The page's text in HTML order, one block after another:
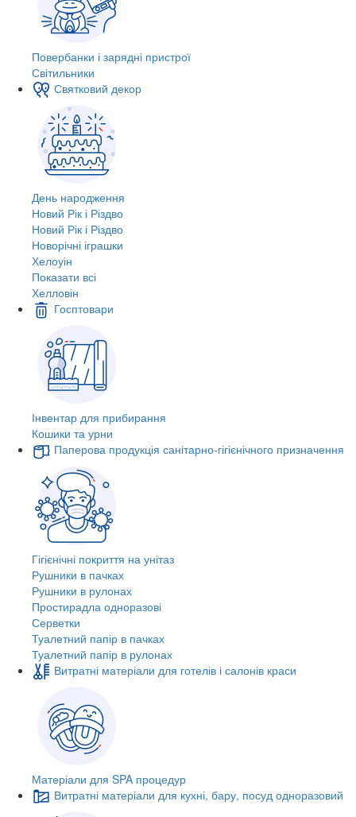
Повербанки і зарядні пристрої
Світильники
Святковий декор
День народження
Новий Рік і Різдво
Новий Рік і Різдво
Новорічні іграшки
Хелоуін
Показати всі
Хелловін
Госптовари
Інвентар для прибирання
Кошики та урни
Паперова продукція санітарно-гігієнічного призначення
Гігієнічні покриття на унітаз
Рушники в пачках
Рушники в рулонах
Простирадла одноразові
Серветки
Туалетний папір в пачках
Туалетний папір в рулонах
Витратні матеріали для готелів і салонів краси
Матеріали для SPA процедур
Витратні матеріали для кухні, бару, посуд одноразовий